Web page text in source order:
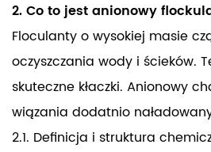
2. Co to jest anionowy
Floculanty o wysokiej masie
oczyszczania wody i ścieków.
skuteczne kłaczki. Anionowy
wiązania dodatnio
2.1. Definicja i struktura